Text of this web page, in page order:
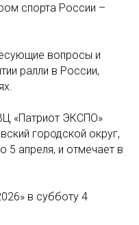
спорта России –
вопросы и
ралли в России,
«Патриот ЭКСПО»
городской округ,
апреля, и отмечает в
в субботу 4